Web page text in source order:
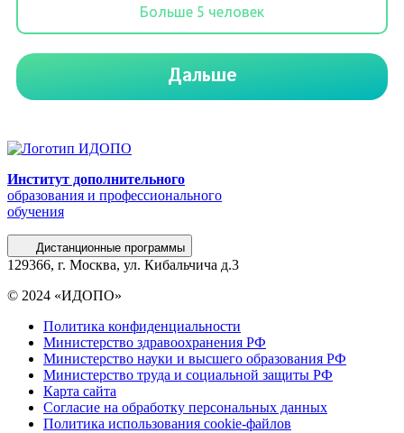
Институт дополнительного
образования и профессионального
обучения
Дистанционные программы
129366, г. Москва, ул. Кибальчича д.3
© 2024 «ИДОПО»
Политика конфиденциальности
Министерство здравоохранения РФ
Министерство науки и высшего образования РФ
Министерство труда и социальной защиты РФ
Карта сайта
Согласие на обработку персональных данных
Политика использования сookie-файлов